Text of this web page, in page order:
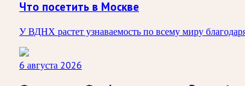
Что посетить в Москве
У ВДНХ растет узнаваемость по всему миру
6 августа 2026